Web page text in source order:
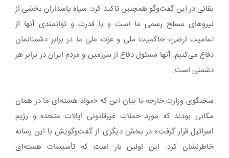
بقائی در این گفت‌وگو همچنین تاکید کرد: سپاه پاسداران بخشی از
نیروهای مسلح رسمی ما است و با قدرت و توانمندی آنها از
تمامیت ارضی، حاکمیت ملی و عزت ملی ما در برابر دشمنانمان
دفاع می‌کنیم. آنها مسئول دفاع از سرزمین و مردم ایران در برابر هر
دشمنی است.
سخنگوی وزارت خارجه با بیان این که «مواد هسته‌ای ما در همان
مکانی بودند که مورد حملات غیرقانونی ایالات متحده و رژیم
اسرائیل قرار گرفت» در بخش دیگری از گفت‌وگویش با این رسانه
خاطرنشان کرد: این اولین بار است که تأسیسات هسته‌ای